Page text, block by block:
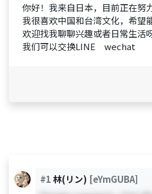
你好！我来自日本，目前正在努
我很喜欢中国和台湾文化，希望
欢迎找我聊聊兴趣或者日常生活
我们可以交换LINE wechat
#1林(リン) [eYmGUBA]